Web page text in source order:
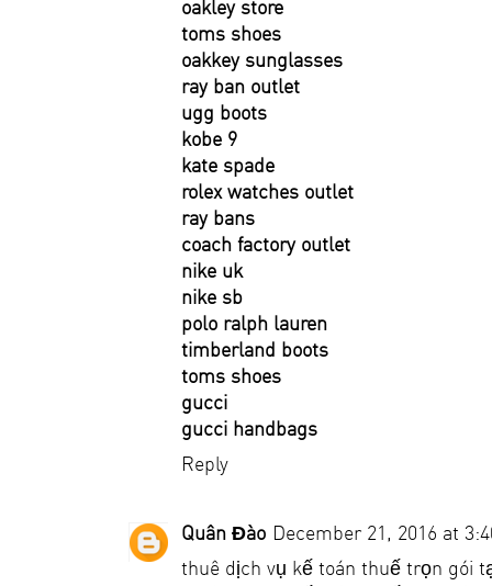
oakley store
toms shoes
oakkey sunglasses
ray ban outlet
ugg boots
kobe 9
kate spade
rolex watches outlet
ray bans
coach factory outlet
nike uk
nike sb
polo ralph lauren
timberland boots
toms shoes
gucci
gucci handbags
Reply
Quân Đào December 21, 2016 at
thuê dịch vụ kế toán thuế trọn gói